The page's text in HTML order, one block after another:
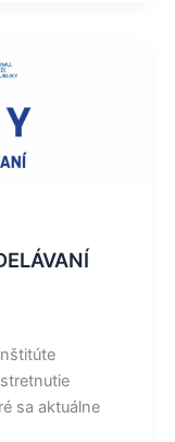
sa aktuálne